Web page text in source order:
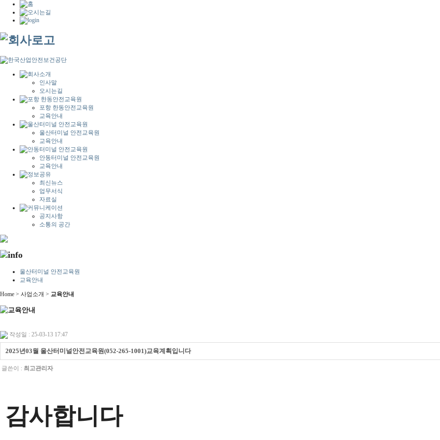
인사말
오시는길
포항 한동안전교육원
교육안내
울산터미널 안전교육원
교육안내
안동터미널 안전교육원
교육안내
최신뉴스
업무서식
자료실
공지사항
소통의 공간
울산터미널 안전교육원
교육안내
Home > 사업소개 > 교육안내
작성일 : 25-03-13 17:47
2025년03월 울산터미널안전교육원(052-265-1001)교육계획입니다
글쓴이 : 최고관리자
감사합니다